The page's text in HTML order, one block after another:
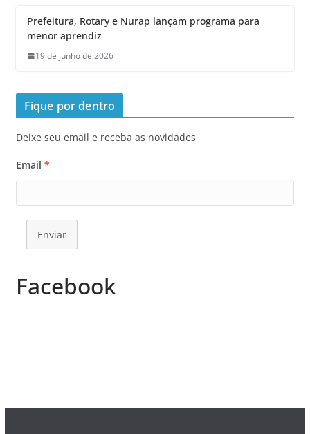
Prefeitura, Rotary e Nurap lançam programa para
menor aprendiz
19 de junho de 2026
Fique por dentro
Deixe seu email e receba as novidades
Email *
Enviar
Facebook